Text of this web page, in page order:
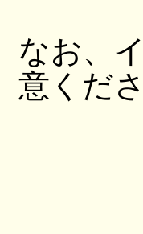
なお、
意くださ